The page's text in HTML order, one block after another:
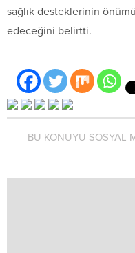
sağlık desteklerinin
edeceğini belirtti.
BU KONUYU SOSYAL